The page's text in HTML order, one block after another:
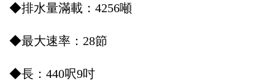
◆排水量滿載：4256噸
◆最大速率：28節
◆長：440呎9吋